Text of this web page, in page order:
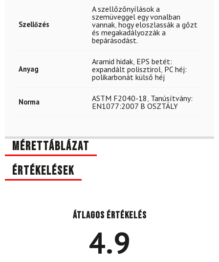
Szellőzés
A szellőzőnyílások a
szemüveggel egy vonalban
vannak hogy eloszlassák a gőzt
és megakadályozzák a
bepárásodást.
Anyag
Aramid hidak EPS betét:
expandált polisztirol PC héj:
polikarbonát külső héj
Norma ASTM F2040-18 Tanúsítvány:
EN1077:2007 B OSZTÁLY
Mérettáblázat
Értékelések
Átlagos értékelés
4.9